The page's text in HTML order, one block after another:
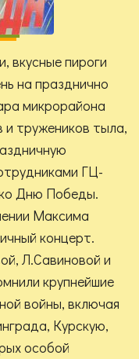
вкусные пироги
на празднично
микрорайона
тружеников тыла,
ГЦ-
Дню Победы.
Максима
концерт.
Л.Савиновой и
крупнейшие
войны, включая
Курскую,
особой